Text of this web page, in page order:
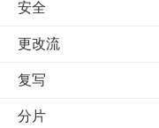
安全
更改流
复写
分片